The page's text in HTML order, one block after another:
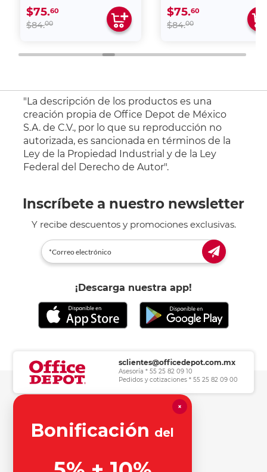
$75.60
$84.00
$75.60
$84.00
"La descripción de los productos es una
creación propia de Office Depot de México
S.A. de C.V., por lo que su reproducción no
autorizada, es sancionada en términos de la
Ley de la Propiedad Industrial y de la Ley
Federal del Derecho de Autor".
Inscríbete a nuestro newsletter
Y recibe descuentos y promociones exclusivas.
¡Descarga nuestra app!
sclientes@officedepot.com.mx
Asesoría * 55 25 82 09 10
Pedidos y cotizaciones * 55 25 82 09 00
Herramientas de consulta
×
Bonificación del